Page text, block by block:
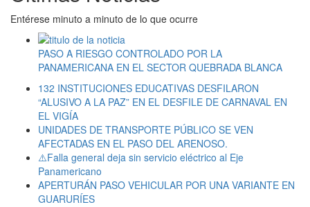
Entérese minuto a minuto de lo que ocurre
PASO A RIESGO CONTROLADO POR LA
PANAMERICANA EN EL SECTOR QUEBRADA BLANCA
132 INSTITUCIONES EDUCATIVAS DESFILARON
“ALUSIVO A LA PAZ” EN EL DESFILE DE CARNAVAL EN
EL VIGÍA
UNIDADES DE TRANSPORTE PÚBLICO SE VEN
AFECTADAS EN EL PASO DEL ARENOSO.
⚠️Falla general deja sin servicio eléctrico al Eje
Panamericano
APERTURÁN PASO VEHICULAR POR UNA VARIANTE EN
GUARURÍES